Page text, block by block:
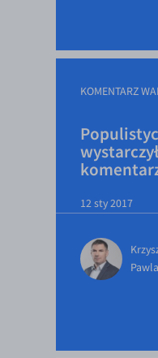
KOMENTARZ
12 sty 2017